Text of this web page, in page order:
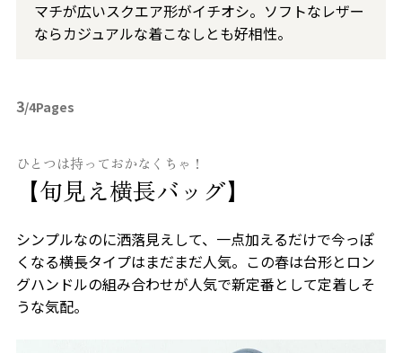
マチが広いスクエア形がイチオシ。ソフトなレザー
ならカジュアルな着こなしとも好相性。
3/4Pages
ひとつは持っておかなくちゃ！
【旬見え横長バッグ】
シンプルなのに洒落見えして、一点加えるだけで今っぽ
くなる横長タイプはまだまだ人気。この春は台形とロン
グハンドルの組み合わせが人気で新定番として定着しそ
うな気配。